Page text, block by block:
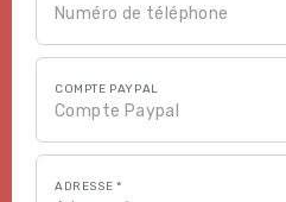
COMPTE PAYPAL
ADRESSE *